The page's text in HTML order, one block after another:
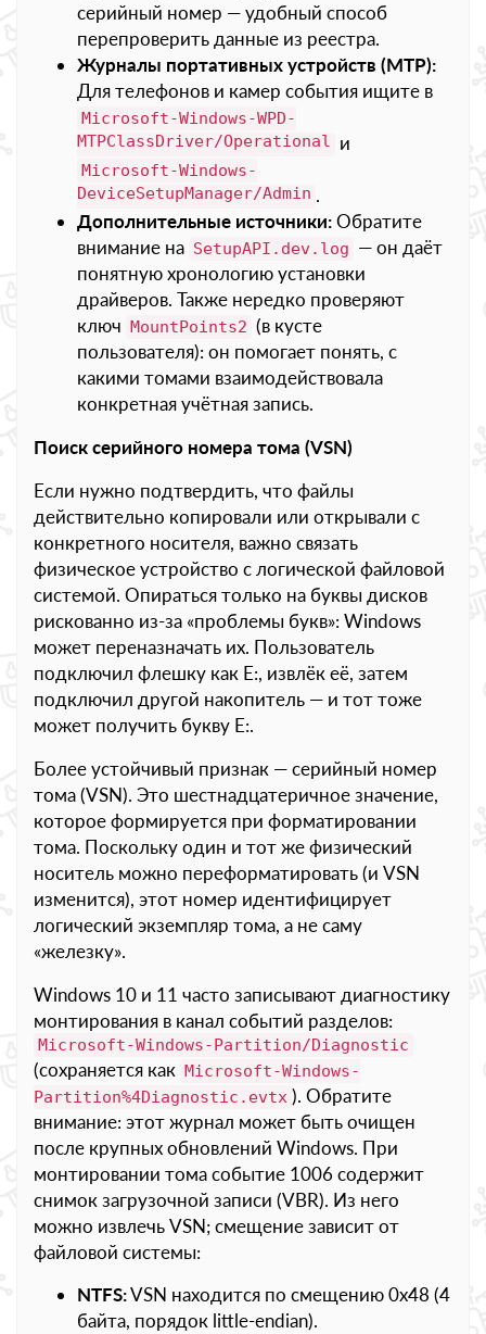
серийный номер — удобный способ
перепроверить данные из реестра.
Журналы портативных устройств (MTP):
Для телефонов и камер события ищите в
Microsoft-Windows-WPD-
MTPClassDriver/Operational и
Microsoft-Windows-
DeviceSetupManager/Admin .
Дополнительные источники:Обратите
внимание на SetupAPI.dev.log — он даёт
понятную хронологию установки
драйверов. Также нередко проверяют
ключ MountPoints2 (в кусте
пользователя): он помогает понять, с
какими томами взаимодействовала
конкретная учётная запись.
Поиск серийного номера тома (VSN)
Если нужно подтвердить, что файлы
действительно копировали или открывали с
конкретного носителя, важно связать
физическое устройство с логической файловой
системой. Опираться только на буквы дисков
рискованно из-за «проблемы букв»: Windows
может переназначать их. Пользователь
подключил флешку как E:, извлёк её, затем
подключил другой накопитель — и тот тоже
может получить букву E:.
Более устойчивый признак — серийный номер
тома (VSN). Это шестнадцатеричное значение,
которое формируется при форматировании
тома. Поскольку один и тот же физический
носитель можно переформатировать (и VSN
изменится), этот номер идентифицирует
логический экземпляр тома, а не саму
«железку».
Windows 10 и 11 часто записывают диагностику
монтирования в канал событий разделов:
Microsoft-Windows-Partition/Diagnostic
(сохраняется как Microsoft-Windows-
Partition%4Diagnostic.evtx ). Обратите
внимание: этот журнал может быть очищен
после крупных обновлений Windows. При
монтировании тома событие 1006 содержит
снимок загрузочной записи (VBR). Из него
можно извлечь VSN; смещение зависит от
файловой системы:
NTFS:VSN находится по смещению 0x48 (4
байта, порядок little-endian).